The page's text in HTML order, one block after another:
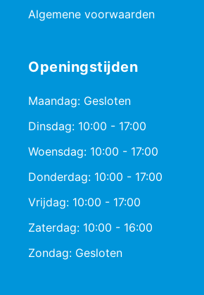
Algemene voorwaarden
Openingstijden
Maandag: Gesloten
Dinsdag: 10:00 - 17:00
Woensdag: 10:00 - 17:00
Donderdag: 10:00 - 17:00
Vrijdag: 10:00 - 17:00
Zaterdag: 10:00 - 16:00
Zondag: Gesloten